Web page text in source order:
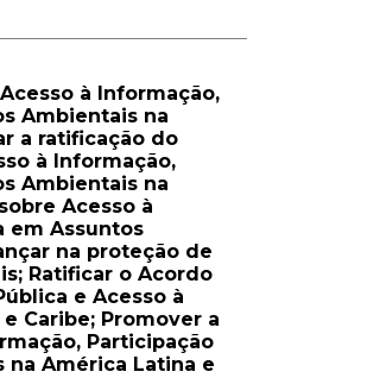
à Informação,
Ambientais na
a ratificação do
à Informação,
Ambientais na
Acesso à
em Assuntos
na proteção de
Ratificar o Acordo
e Acesso à
Caribe; Promover a
Participação
na América Latina e